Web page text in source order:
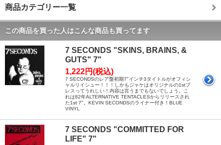
商品カテゴリー一覧
この商品を買った人はこんな商品も買ってます
7 SECONDS "SKINS, BRAINS, &
GUTS" 7"
1,222円(税込)
7 SECONDSのレア盤初期7"インチ3タイトルがオフィシ
ャルリイシュー！！！しかもジャケはオリジナルの1stプ
レスってうれしい！内容は言うまでもないでしょう。こ
れは82年ALTERNATIVE TENTACLESからリリースされ
た1st 7"。KEVIN SECONDSのライナー付き！BLUE
VINYL
7 SECONDS "COMMITTED FOR
LIFE" 7"